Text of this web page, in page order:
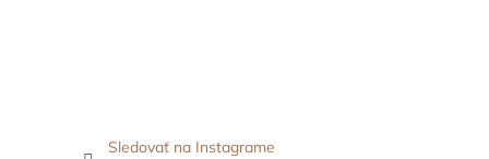
Sledovať na Instagrame